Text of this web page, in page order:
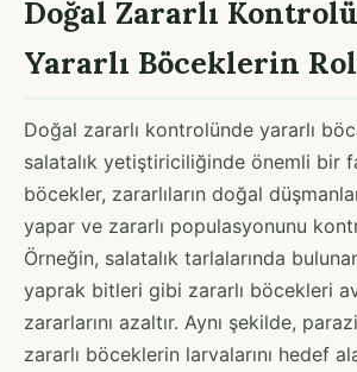
Doğal Zararlı
Yararlı Böceklerin
Doğal zararlı kontrolünde yararlı
salatalık yetiştiriciliğinde önemli bir
böcekler, zararlıların doğal
yapar ve zararlı populasyonunu
Örneğin, salatalık tarlalarında
yaprak bitleri gibi zararlı böcekleri
zararlarını azaltır. Aynı şekilde,
zararlı böceklerin larvalarını hedef